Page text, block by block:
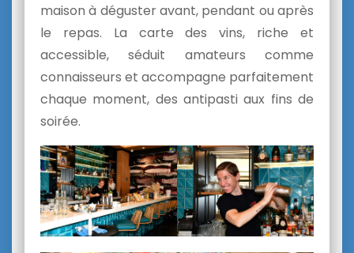
maison à déguster avant, pendant ou après
le repas. La carte des vins, riche et
accessible, séduit amateurs comme
connaisseurs et accompagne parfaitement
chaque moment, des antipasti aux fins de
soirée.